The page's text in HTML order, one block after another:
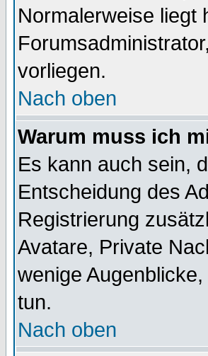
Normalerweise liegt
vorliegen.
Nach oben
Warum muss ich
Es kann auch sein,
Entscheidung des
Registrierung
Avatare, Private
wenige
tun.
Nach oben